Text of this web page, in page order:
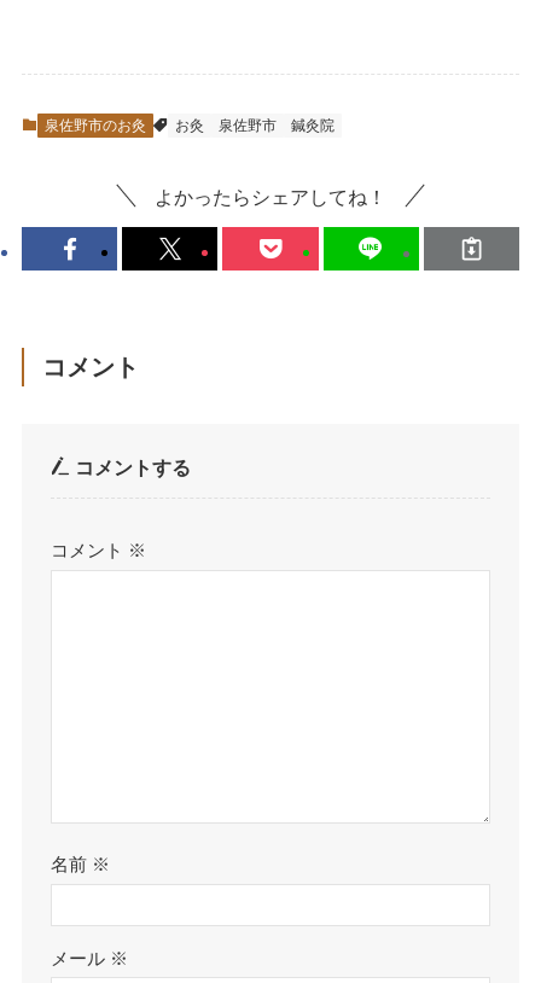
泉佐野市のお灸 お灸 泉佐野市 鍼灸院
よかったらシェアしてね！
コメント
コメントする
コメント ※
名前 ※
メール ※